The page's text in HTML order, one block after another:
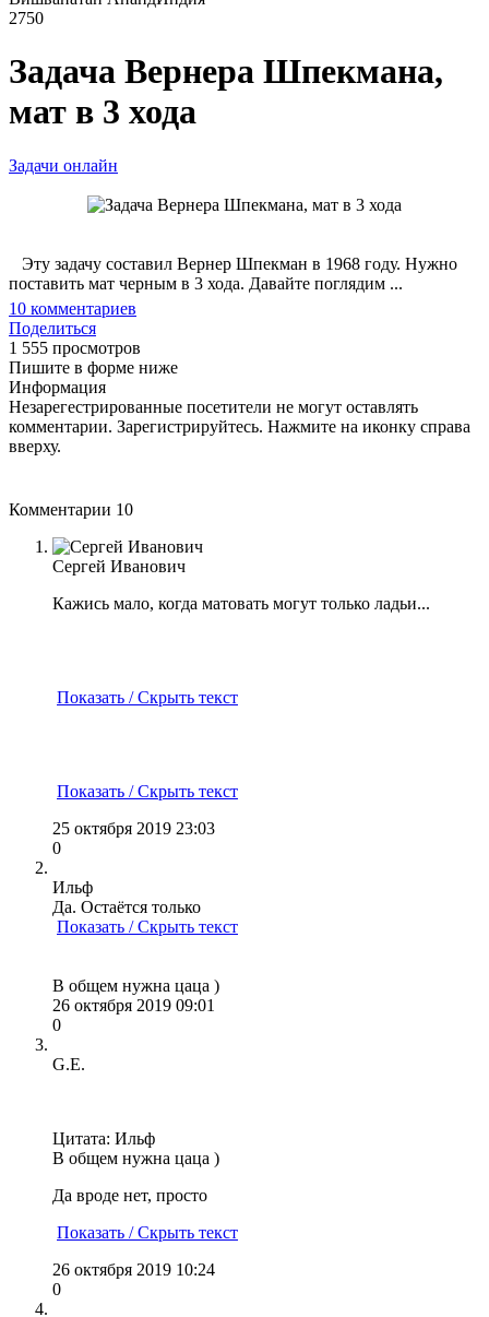
2750
Задача Вернера Шпекмана,
мат в 3 хода
Задачи онлайн
Эту задачу составил Вернер Шпекман в 1968 году. Нужно
поставить мат черным в 3 хода. Давайте поглядим ...
10 комментариев
Поделиться
1 555 просмотров
Пишите в форме ниже
Информация
Незарегестрированные посетители не могут оставлять
комментарии. Зарегистрируйтесь. Нажмите на иконку справа
вверху.
Комментарии 10
Сергей Иванович
Кажись мало, когда матовать могут только ладьи...
Показать / Скрыть текст
Показать / Скрыть текст
25 октября 2019 23:03
0
Ильф
Да. Остаётся только
Показать / Скрыть текст
В общем нужна цаца )
26 октября 2019 09:01
0
G.E.
Цитата: Ильф
В общем нужна цаца )
Да вроде нет, просто
Показать / Скрыть текст
26 октября 2019 10:24
0